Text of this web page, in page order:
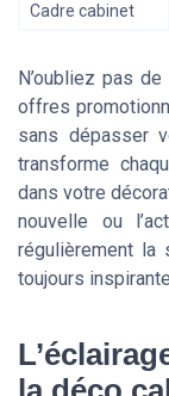
Cadre cabinet
N’oubliez pas
offres
sans dépasser
transforme
dans votre
nouvelle ou
régulièrement la
toujours